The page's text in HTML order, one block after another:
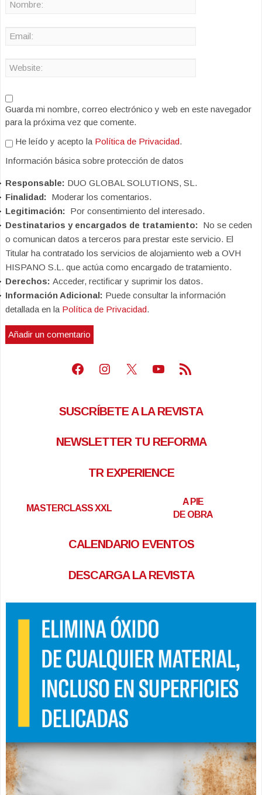
Guarda mi nombre, correo electrónico y web en este navegador
para la próxima vez que comente.
He leído y acepto la Política de Privacidad.
Información básica sobre protección de datos
Responsable: DUO GLOBAL SOLUTIONS, SL.
Finalidad: Moderar los comentarios.
Legitimación: Por consentimiento del interesado.
Destinatarios y encargados de tratamiento: No se ceden
o comunican datos a terceros para prestar este servicio. El
Titular ha contratado los servicios de alojamiento web a OVH
HISPANO S.L. que actúa como encargado de tratamiento.
Derechos: Acceder, rectificar y suprimir los datos.
Información Adicional: Puede consultar la información
detallada en la Política de Privacidad.
Facebook
Instagram
X Youtube
Feed RSS
SUSCRÍBETE A LA REVISTA
NEWSLETTER TU REFORMA
TR EXPERIENCE
MASTERCLASS XXL
A PIE
DE OBRA
CALENDARIO EVENTOS
DESCARGA LA REVISTA